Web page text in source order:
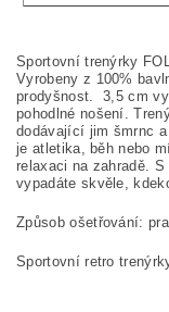
Sportovní trenýrky
Vyrobeny z 100%
prodyšnost. 3,5 cm
pohodlné nošení.
dodávající jim šmrnc
je atletika, běh nebo
relaxaci na zahradě.
vypadáte skvěle,
Způsob ošetřování:
Sportovní retro